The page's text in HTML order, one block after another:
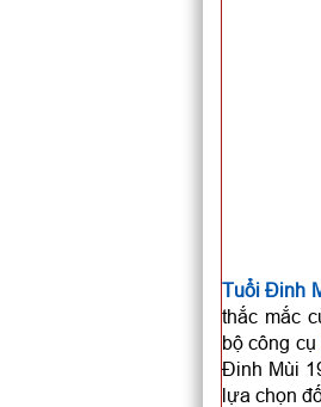
Tuổi Đinh
thắc mắc
bộ công
Đinh Mùi
lựa chọn